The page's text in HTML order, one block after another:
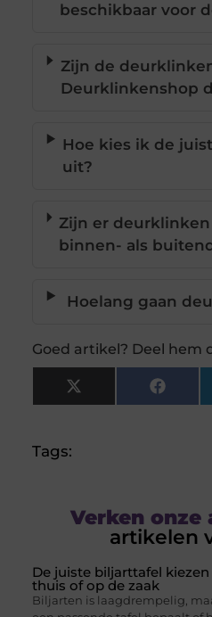
beschikbaar voor
Zijn de
Deurklinkenshop
Hoe kies ik de
uit?
Zijn er deurklinken
binnen- als
Hoelang gaan
Goed artikel? Deel hem
X
(Twitter)
Tags:
Verken onze
artikelen
De juiste biljarttafel
thuis of op de zaak
Biljarten is laagdrempelig,